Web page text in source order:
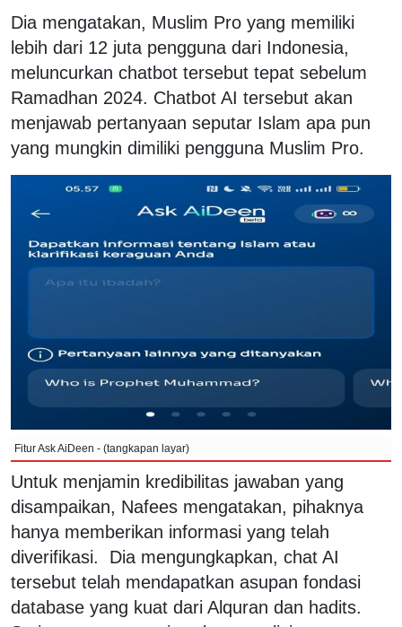
Dia mengatakan, Muslim Pro yang memiliki
lebih dari 12 juta pengguna dari Indonesia,
meluncurkan chatbot tersebut tepat sebelum
Ramadhan 2024. Chatbot AI tersebut akan
menjawab pertanyaan seputar Islam apa pun
yang mungkin dimiliki pengguna Muslim Pro.
Fitur Ask AiDeen - (tangkapan layar)
Untuk menjamin kredibilitas jawaban yang
disampaikan, Nafees mengatakan, pihaknya
hanya memberikan informasi yang telah
diverifikasi. Dia mengungkapkan, chat AI
tersebut telah mendapatkan asupan fondasi
database yang kuat dari Alquran dan hadits.